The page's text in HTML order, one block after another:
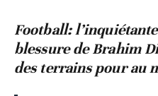
Football:
blessure de Brahim
des terrains pour au